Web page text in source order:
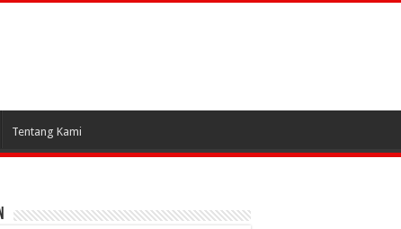
Tentang Kami